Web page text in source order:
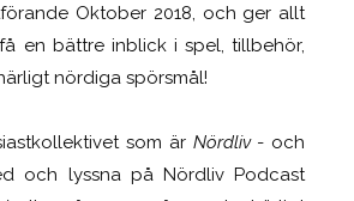
Oktober 2018, och ger allt
en bättre inblick i spel, tillbehör,
nördiga spörsmål!
som är Nördliv- och
och lyssna på Nördliv Podcast